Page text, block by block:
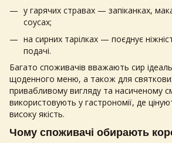
у гарячих стравах — запіканках,
соусах;
на сирних тарілках — поєднує
подачі.
Багато споживачів вважають сир
щоденного меню, а також для
привабливому вигляду та насиченому
використовують у гастрономії, де
високу якість.
Чому споживачі обирають